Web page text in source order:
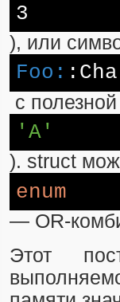
3
), или
Foo:
с
'A'
). struct
enum
— OR-
Этот